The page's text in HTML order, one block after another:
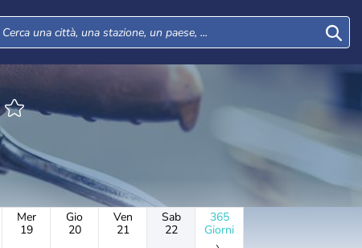
Mer
19
Gio
20
Ven
21
Sab
22
365
Giorni